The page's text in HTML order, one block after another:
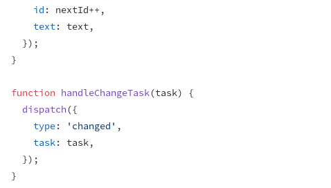
id : nextId++ ,
text: text,
}) ;
}
function handleChangeTask(task)
{
dispatch({
type: 'changed' ,
task: task,
}) ;
}